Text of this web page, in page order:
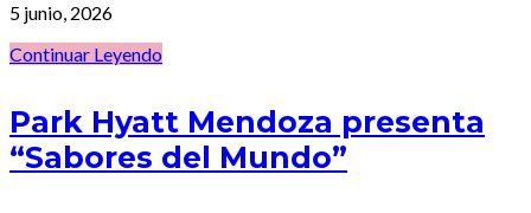
5 junio, 2026
Continuar Leyendo
Park Hyatt Mendoza presenta
“Sabores del Mundo”